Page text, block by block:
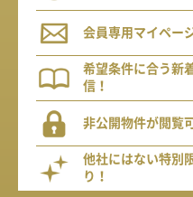
会員専用マイペー
希望条件に合う新
信！
非公開物件が閲覧
他社にはない特別
り！